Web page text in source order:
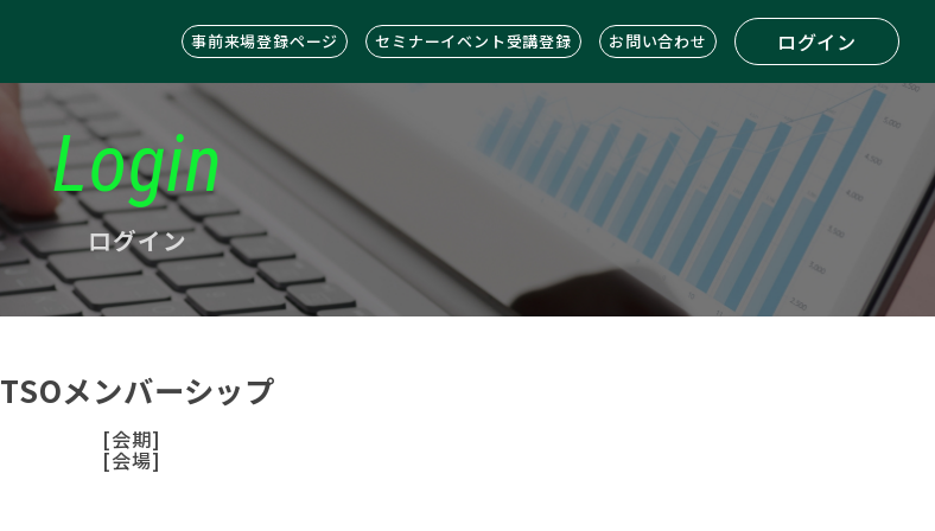
事前来場登録ページ セミナーイベント受講登録 お問い合わせ ログイン
Login
ログイン
TSOメンバーシップ
[会期]
[会場]